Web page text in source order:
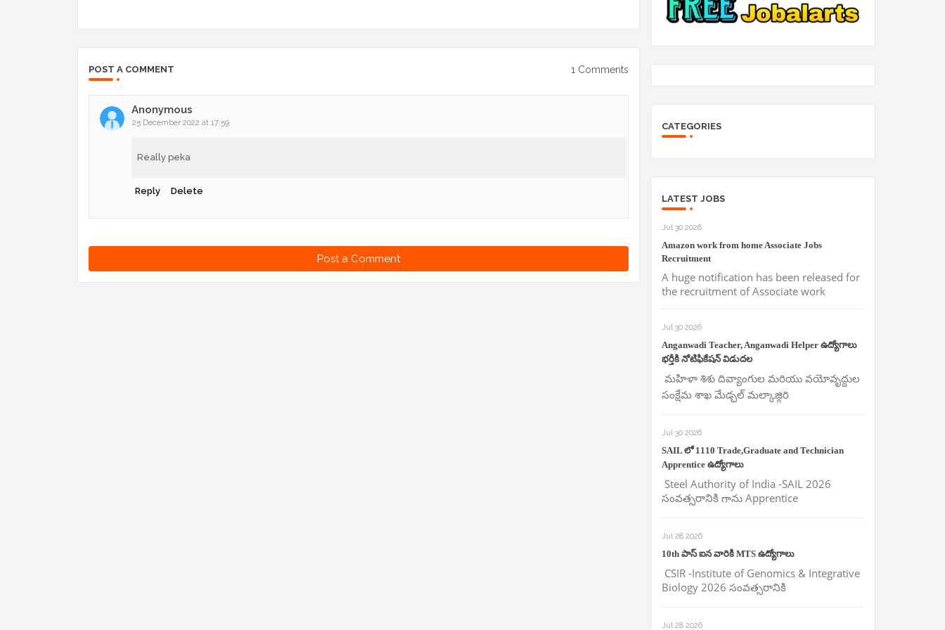
POST A COMMENT 1 Comments
Anonymous
25 December 2022 at 17:59
Really peka
Reply Delete
Post a Comment
CATEGORIES
LATEST JOBS
Jul 30 2026
Amazon work from home Associate Jobs
Recruitment
A huge notification has been released for
the recruitment of Associate work
Jul 30 2026
Anganwadi Teacher, Anganwadi Helper ఉద్యోగాలు
భర్తీకి నోటిఫికేషన్ విడుదల
మహిళా శిశు దివ్యాంగుల మరియు వయోవృద్దుల
సంక్షేమ శాఖ మేడ్చల్ మల్కాజ్గిరి
Jul 30 2026
SAIL లో 1110 Trade,Graduate and Technician
Apprentice ఉద్యోగాలు
Steel Authority of India -SAIL 2026
సంవత్సరానికి గాను Apprentice
Jul 28 2026
10th పాస్ ఐన వారికి MTS ఉద్యోగాలు
CSIR -Institute of Genomics & Integrative
Biology 2026 సంవత్సరానికి
Jul 28 2026